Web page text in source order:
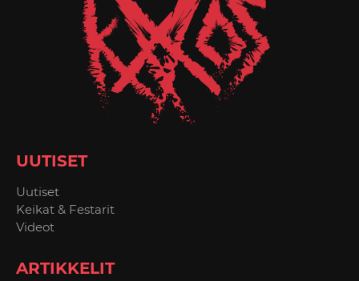
UUTISET
Uutiset
Keikat & Festarit
Videot
ARTIKKELIT